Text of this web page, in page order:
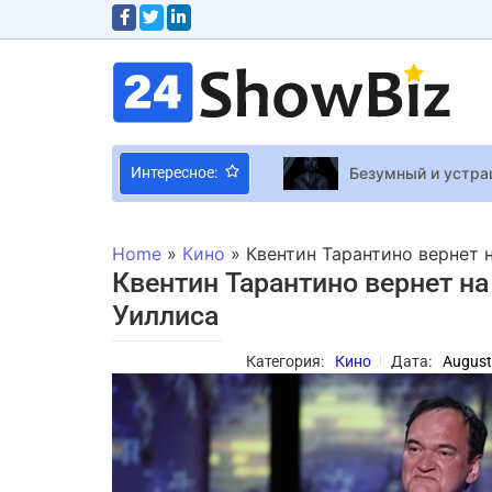
Интересное:
Безумный и
Сиенна Миллер и
Вячеслав
Claude воссоздал
Naughty Dog
Александр
Silent Hill: Townfall
Home » Кино » Квентин Тарантино
Квентин Тарантино вернет
Уиллиса
Категория: Кино Дата: